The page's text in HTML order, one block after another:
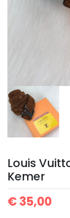
Louis
Kemer
€35,00